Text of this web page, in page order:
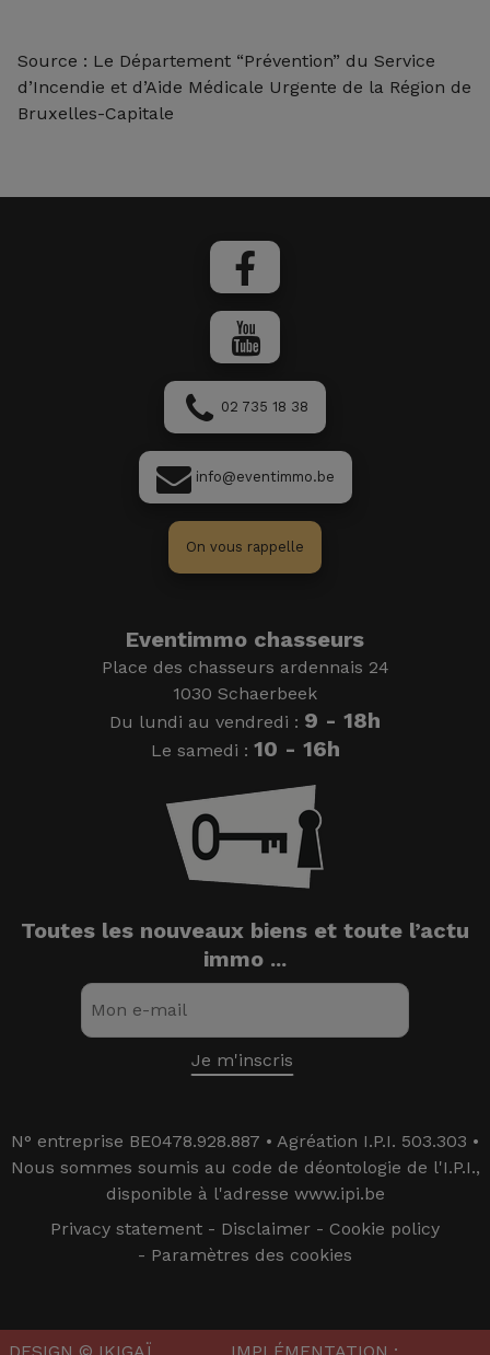
Source : Le Département “Prévention” du Service
d’Incendie et d’Aide Médicale Urgente de la Région de
Bruxelles-Capitale
02 735 18 38
info@eventimmo.be
On vous rappelle
Eventimmo chasseurs
Place des chasseurs ardennais 24
1030 Schaerbeek
Du lundi au vendredi : 9 - 18h
Le samedi : 10 - 16h
Toutes les nouveaux biens et toute l’actu
immo ...
N° entreprise BE0478.928.887 • Agréation I.P.I. 503.303 •
Nous sommes soumis au code de déontologie de l'I.P.I.,
disponible à l'adresse www.ipi.be
Privacy statement - Disclaimer - Cookie policy
- Paramètres des cookies